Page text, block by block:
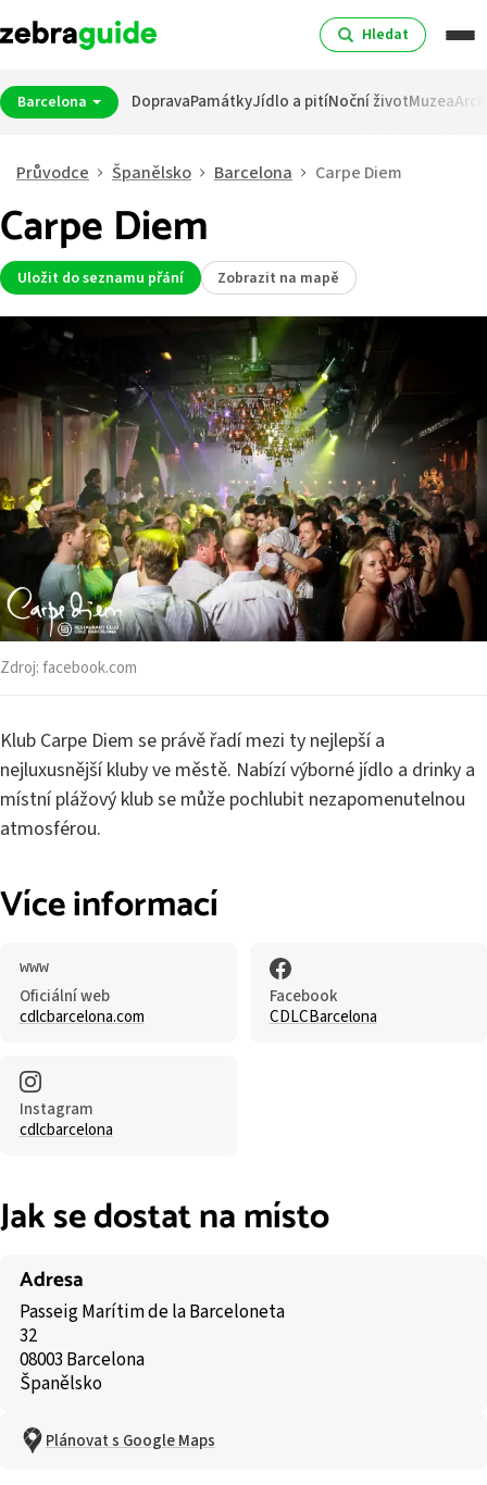
Hledat
Barcelona DopravaPamátkyJídlo a pitíNoční životMuzea
Průvodce Španělsko Barcelona Carpe Diem
Carpe Diem
Uložit do seznamu přání Zobrazit na mapě
Zdroj:facebook.com
Klub Carpe Diem se právě řadí mezi ty nejlepší a
nejluxusnější kluby ve městě. Nabízí výborné jídlo a drinky a
místní plážový klub se může pochlubit nezapomenutelnou
atmosférou.
Více informací
Oficiální web
cdlcbarcelona.com
Facebook
CDLCBarcelona
Instagram
cdlcbarcelona
Jak se dostat na místo
Adresa
Passeig Marítim de la Barceloneta
32
08003 Barcelona
Španělsko
Plánovat s Google Maps